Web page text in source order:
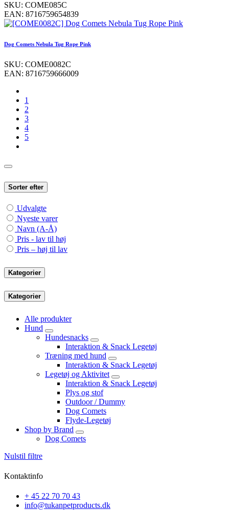
SKU: COME085C
EAN: 8716759654839
Dog Comets Nebula Tug Rope Pink
SKU: COME0082C
EAN: 8716759666009
1
2
3
4
5
Sorter efter
Udvalgte
Nyeste varer
Navn (A-Å)
Pris - lav til høj
Pris – høj til lav
Kategorier
Kategorier
Alle produkter
Hund
Hundesnacks
Interaktion & Snack Legetøj
Træning med hund
Interaktion & Snack Legetøj
Legetøj og Aktivitet
Interaktion & Snack Legetøj
Plys og stof
Outdoor / Dummy
Dog Comets
Flyde-Legetøj
Shop by Brand
Dog Comets
Nulstil filtre
Kontaktinfo
+ 45 22 70 70 43
info@tukanpetproducts.dk